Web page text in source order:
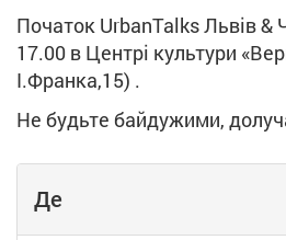
Початок UrbanTalks Львів &
17.00 в Центрі культури
І.Франка,15) .
Не будьте байдужими,
Де